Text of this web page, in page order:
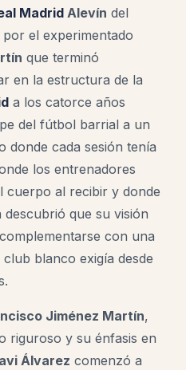
Madrid Alevín del
el experimentado
que terminó
en la estructura de la
a los catorce años
del fútbol barrial a un
donde cada sesión tenía
los entrenadores
cuerpo al recibir y donde
que su visión
con una
blanco exigía desde
Jiménez Martín,
riguroso y su énfasis en
Álvarez comenzó a